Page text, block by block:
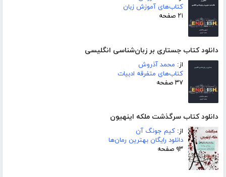
کتاب‌های آموزش زبان
۲۱ صفحه
دانلود کتاب جستاری بر زبان‌شناسی انگلیسی
از: محمد آذروش
کتاب‌های متفرقه ادبیات
۳۷ صفحه
دانلود کتاب سرگذشت ملکه اینهیون
از: کیم جونگ آن
دانلود رایگان بهترین رمان‌ها
۹۳ صفحه